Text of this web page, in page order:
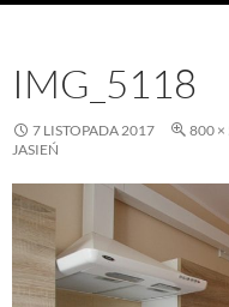
IMG_5118
7 LISTOPADA 2017 800 ×
JASIEŃ